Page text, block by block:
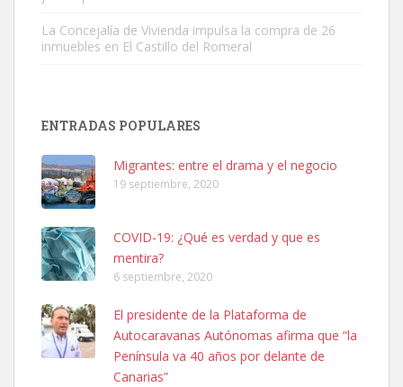
Leales.org » Gran Canaria
SHIBA PERDIDO AVDA JOSE MESA Y LOPEZ
PERRO MACHO RAZA SHIBA CON MICROCHIP PERDIDO HOY
06/07/2025 ZONA MESA Y LOPEZ. ES MUY ASUSTADIZO
Leales.org » Gran Canaria
6.7.2025
La Concejalía de Vivienda impulsa la compra de 26
inmuebles en El Castillo del Romeral
ENTRADAS POPULARES
Migrantes: entre el drama y el negocio
19 septiembre, 2020
COVID-19: ¿Qué es verdad y que es
mentira?
6 septiembre, 2020
El presidente de la Plataforma de
Autocaravanas Autónomas afirma que “la
Península va 40 años por delante de
Canarias”